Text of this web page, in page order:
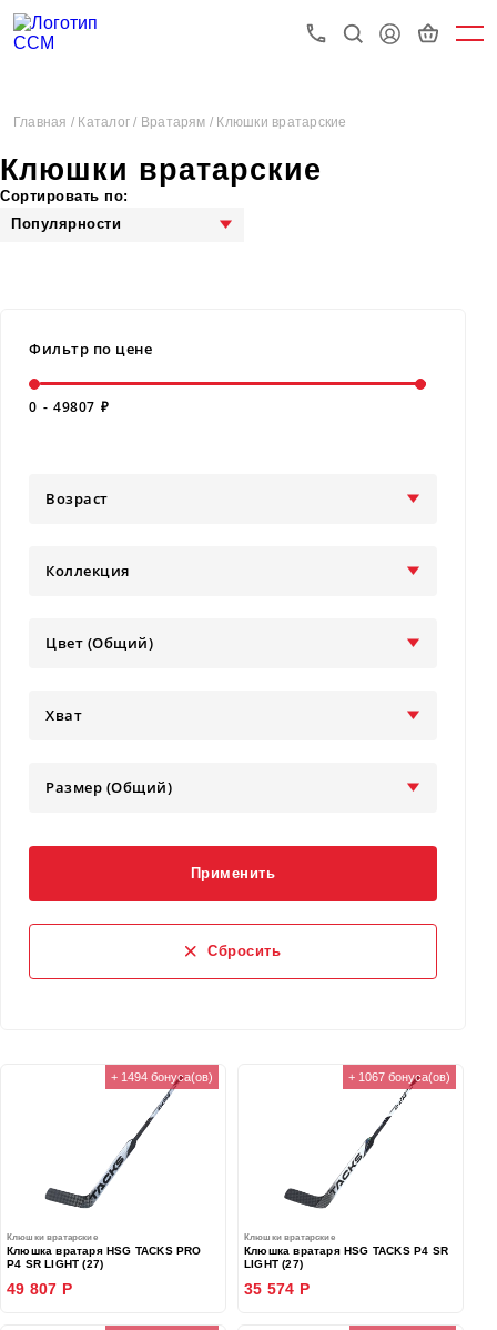
Главная / Каталог / Вратарям / Клюшки вратарские
Клюшки вратарские
Сортировать по:
Популярности
Фильтр по цене
0 - 49807 ₽
Возраст
Коллекция
Цвет (Общий)
Хват
Размер (Общий)
Применить
Сбросить
+ 1494 бонуса(ов)
Клюшки вратарские
Клюшка вратаря HSG TACKS PRO
P4 SR LIGHT (27)
49 807 Р
+ 1067 бонуса(ов)
Клюшки вратарские
Клюшка вратаря HSG TACKS P4 SR
LIGHT (27)
35 574 Р